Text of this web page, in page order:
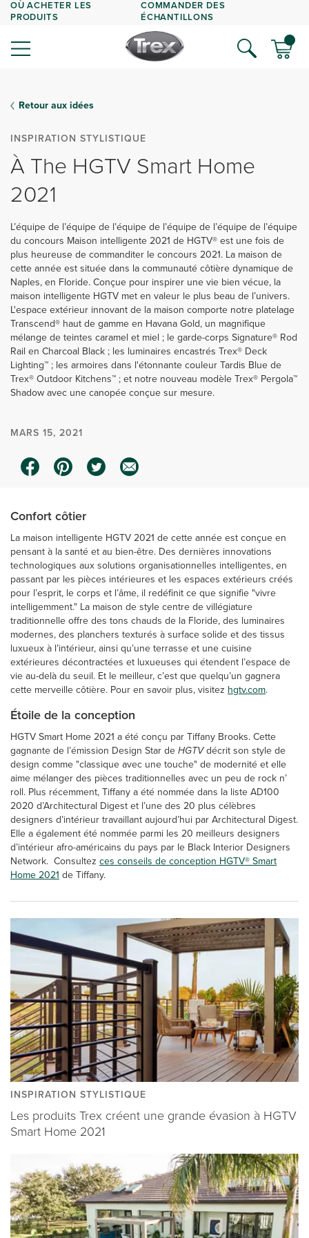
OÙ ACHETER LES
PRODUITS
COMMANDER DES
ÉCHANTILLONS
Retour aux idées
INSPIRATION STYLISTIQUE
À The HGTV Smart Home
2021
L’équipe de l’équipe de l’équipe de l’équipe de l’équipe de l’équipe
du concours Maison intelligente 2021 de HGTV® est une fois de
plus heureuse de commanditer le concours 2021. La maison de
cette année est située dans la communauté côtière dynamique de
Naples, en Floride. Conçue pour inspirer une vie bien vécue, la
maison intelligente HGTV met en valeur le plus beau de l’univers.
L'espace extérieur innovant de la maison comporte notre platelage
Transcend® haut de gamme en Havana Gold, un magnifique
mélange de teintes caramel et miel ; le garde-corps Signature® Rod
Rail en Charcoal Black ; les luminaires encastrés Trex® Deck
Lighting™ ; les armoires dans l'étonnante couleur Tardis Blue de
Trex® Outdoor Kitchens™ ; et notre nouveau modèle Trex® Pergola™
Shadow avec une canopée conçue sur mesure.
MARS 15, 2021
Confort côtier
La maison intelligente HGTV 2021 de cette année est conçue en
pensant à la santé et au bien-être. Des dernières innovations
technologiques aux solutions organisationnelles intelligentes, en
passant par les pièces intérieures et les espaces extérieurs créés
pour l’esprit, le corps et l’âme, il redéfinit ce que signifie "vivre
intelligemment." La maison de style centre de villégiature
traditionnelle offre des tons chauds de la Floride, des luminaires
modernes, des planchers texturés à surface solide et des tissus
luxueux à l’intérieur, ainsi qu’une terrasse et une cuisine
extérieures décontractées et luxueuses qui étendent l’espace de
vie au-delà du seuil. Et le meilleur, c’est que quelqu’un gagnera
cette merveille côtière. Pour en savoir plus, visitez hgtv.com.
Étoile de la conception
HGTV Smart Home 2021 a été conçu par Tiffany Brooks. Cette
gagnante de l’émission Design Star deHGTVdécrit son style de
design comme "classique avec une touche" de modernité et elle
aime mélanger des pièces traditionnelles avec un peu de rock n’
roll. Plus récemment, Tiffany a été nommée dans la liste AD100
2020 d’Architectural Digest et l’une des 20 plus célèbres
designers d’intérieur travaillant aujourd’hui par Architectural Digest.
Elle a également été nommée parmi les 20 meilleurs designers
d’intérieur afro-américains du pays par le Black Interior Designers
Network. Consultez ces conseils de conception HGTV® Smart
Home 2021 de Tiffany.
INSPIRATION STYLISTIQUE
Les produits Trex créent une grande évasion à HGTV
Smart Home 2021